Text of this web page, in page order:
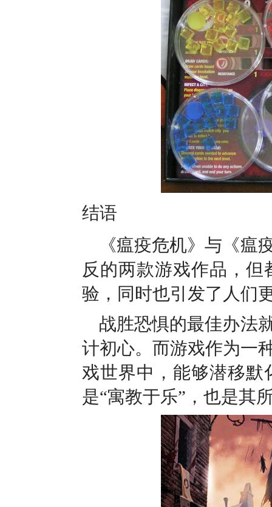
结语
《瘟疫危机》与《瘟
反的两款游戏作品，
验，同时也引发了人们
战胜恐惧的最佳办法
计初心。而游戏作为一
戏世界中，能够潜移
是“寓教于乐”，也是其